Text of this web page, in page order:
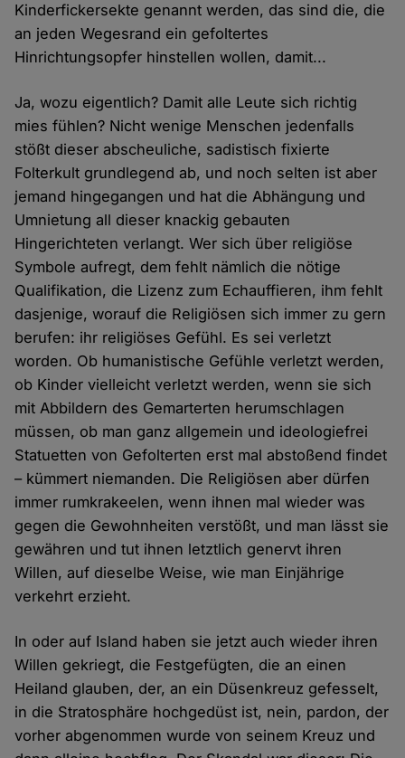
Kinderfickersekte genannt werden, das sind die, die
an jeden Wegesrand ein gefoltertes
Hinrichtungsopfer hinstellen wollen, damit...
Ja, wozu eigentlich? Damit alle Leute sich richtig
mies fühlen? Nicht wenige Menschen jedenfalls
stößt dieser abscheuliche, sadistisch fixierte
Folterkult grundlegend ab, und noch selten ist aber
jemand hingegangen und hat die Abhängung und
Umnietung all dieser knackig gebauten
Hingerichteten verlangt. Wer sich über religiöse
Symbole aufregt, dem fehlt nämlich die nötige
Qualifikation, die Lizenz zum Echauffieren, ihm fehlt
dasjenige, worauf die Religiösen sich immer zu gern
berufen: ihr religiöses Gefühl. Es sei verletzt
worden. Ob humanistische Gefühle verletzt werden,
ob Kinder vielleicht verletzt werden, wenn sie sich
mit Abbildern des Gemarterten herumschlagen
müssen, ob man ganz allgemein und ideologiefrei
Statuetten von Gefolterten erst mal abstoßend findet
– kümmert niemanden. Die Religiösen aber dürfen
immer rumkrakeelen, wenn ihnen mal wieder was
gegen die Gewohnheiten verstößt, und man lässt sie
gewähren und tut ihnen letztlich genervt ihren
Willen, auf dieselbe Weise, wie man Einjährige
verkehrt erzieht.
In oder auf Island haben sie jetzt auch wieder ihren
Willen gekriegt, die Festgefügten, die an einen
Heiland glauben, der, an ein Düsenkreuz gefesselt,
in die Stratosphäre hochgedüst ist, nein, pardon, der
vorher abgenommen wurde von seinem Kreuz und